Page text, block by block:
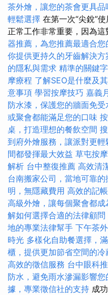
茶外燴，讓您的茶會更具品
輕鬆選擇 在第一次“尖銳”
正常工作非常重要，因為
器推薦，為您推薦最適合您
你提供更持久的牙齒解決方
的隱私與需求 精準的關鍵
摩療程 了解SEO是什麼及
意事項 學習按摩技巧 嘉義
防水漆，保護您的牆面免受
或聚會都能滿足您的口味
桌，打造理想的餐飲空間
到府外燴服務，讓派對更輕
間都發揮最大效益 草屯按
解析 台中整復推薦 高效清
台南搬家公司，當地可靠
明，無隱藏費用 高效的記
高級外燴，讓每個聚會都
解如何選擇合適的法律顧
地的專業法律幫手 下午茶
時光 多樣化自助餐選擇，
櫃，提供更加節省空間的冷
高效的徵信服務 台中眼科
防水，避免雨水滲漏影響
據，專業徵信社的支持 成